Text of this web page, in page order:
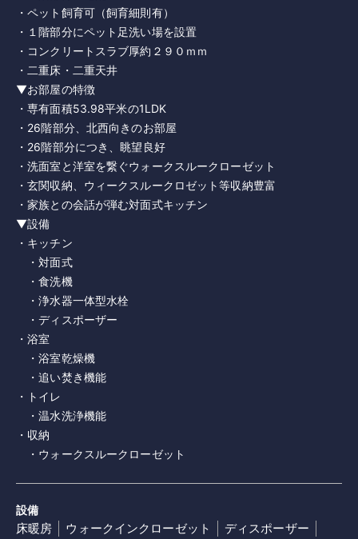
・ペット飼育可（飼育細則有）
・１階部分にペット足洗い場を設置
・コンクリートスラブ厚約２９０ｍｍ
・二重床・二重天井
▼お部屋の特徴
・専有面積53.98平米の1LDK
・26階部分、北西向きのお部屋
・26階部分につき、眺望良好
・洗面室と洋室を繋ぐウォークスルークローゼット
・玄関収納、ウィークスルークロゼット等収納豊富
・家族との会話が弾む対面式キッチン
▼設備
・キッチン
・対面式
・食洗機
・浄水器一体型水栓
・ディスポーザー
・浴室
・浴室乾燥機
・追い焚き機能
・トイレ
・温水洗浄機能
・収納
・ウォークスルークローゼット
設備
床暖房 ウォークインクローゼット
ディスポーザー